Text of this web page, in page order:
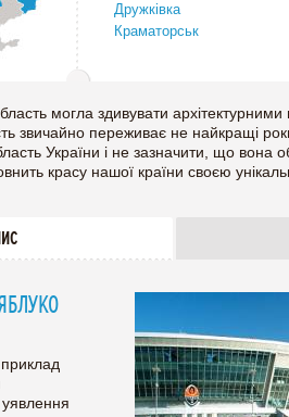
Дружківка
Краматорськ
могла здивувати
звичайно переживає не найкращі
України і не зазначити, що вона
красу нашої країни своєю